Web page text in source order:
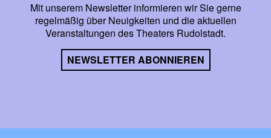
Mit unserem Newsletter informieren wir Sie gerne
regelmäßig über Neuigkeiten und die aktuellen
Veranstaltungen des Theaters Rudolstadt.
NEWSLETTER ABONNIEREN